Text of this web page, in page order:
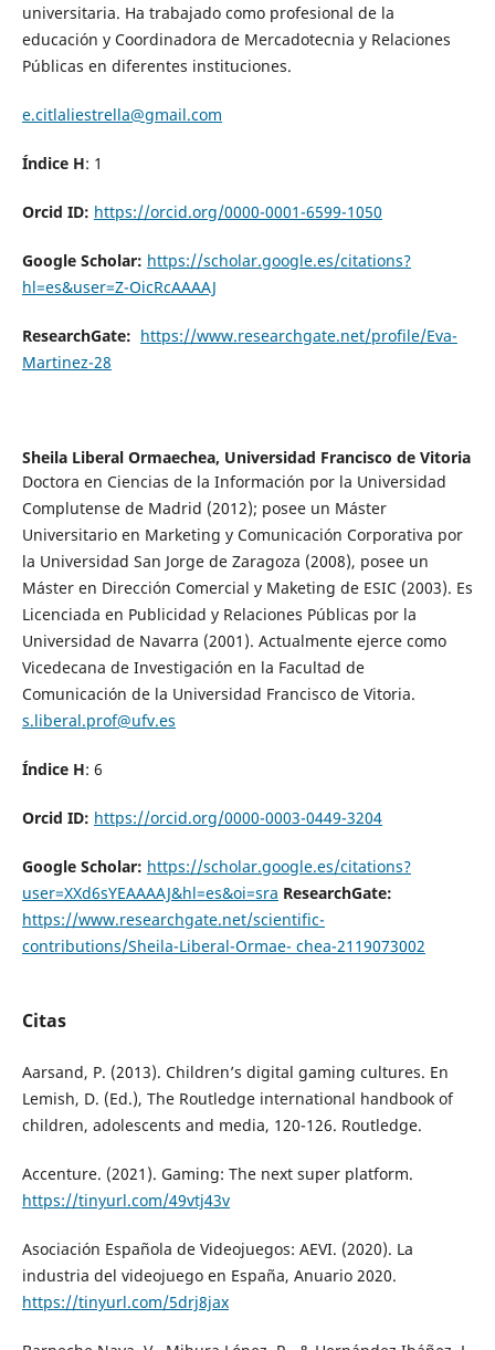
universitaria. Ha trabajado como profesional de la
educación y Coordinadora de Mercadotecnia y Relaciones
Públicas en diferentes instituciones.
e.citlaliestrella@gmail.com
Índice H: 1
Orcid ID: https://orcid.org/0000-0001-6599-1050
Google Scholar: https://scholar.google.es/citations?
hl=es&user=Z-OicRcAAAAJ
ResearchGate: https://www.researchgate.net/profile/Eva-
Martinez-28
Sheila Liberal Ormaechea, Universidad Francisco de Vitoria
Doctora en Ciencias de la Información por la Universidad
Complutense de Madrid (2012); posee un Máster
Universitario en Marketing y Comunicación Corporativa por
la Universidad San Jorge de Zaragoza (2008), posee un
Máster en Dirección Comercial y Maketing de ESIC (2003). Es
Licenciada en Publicidad y Relaciones Públicas por la
Universidad de Navarra (2001). Actualmente ejerce como
Vicedecana de Investigación en la Facultad de
Comunicación de la Universidad Francisco de Vitoria.
s.liberal.prof@ufv.es
Índice H: 6
Orcid ID: https://orcid.org/0000-0003-0449-3204
Google Scholar: https://scholar.google.es/citations?
user=XXd6sYEAAAAJ&hl=es&oi=sra ResearchGate:
https://www.researchgate.net/scientific-
contributions/Sheila-Liberal-Ormae- chea-2119073002
Citas
Aarsand, P. (2013). Children’s digital gaming cultures. En
Lemish, D. (Ed.), The Routledge international handbook of
children, adolescents and media, 120-126. Routledge.
Accenture. (2021). Gaming: The next super platform.
https://tinyurl.com/49vtj43v
Asociación Española de Videojuegos: AEVI. (2020). La
industria del videojuego en España, Anuario 2020.
https://tinyurl.com/5drj8jax